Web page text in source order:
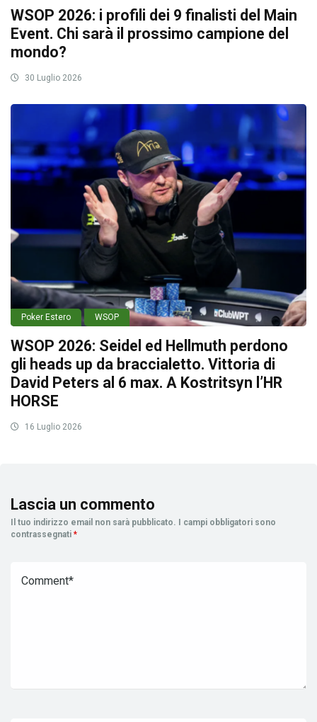
WSOP 2026: i profili dei 9 finalisti del Main
Event. Chi sarà il prossimo campione del
mondo?
30 Luglio 2026
Poker Estero WSOP
WSOP 2026: Seidel ed Hellmuth perdono
gli heads up da braccialetto. Vittoria di
David Peters al 6 max. A Kostritsyn l’HR
HORSE
16 Luglio 2026
Lascia un commento
Il tuo indirizzo email non sarà pubblicato. I campi obbligatori sono
contrassegnati *